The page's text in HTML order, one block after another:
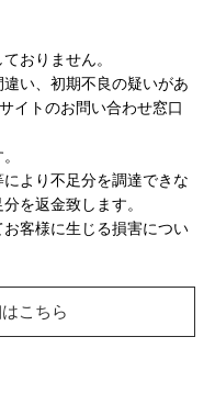
おりません。
い、初期不良の疑いがあ
イトのお問い合わせ窓口
より不足分を調達できな
を返金致します。
客様に生じる損害につい
こちら